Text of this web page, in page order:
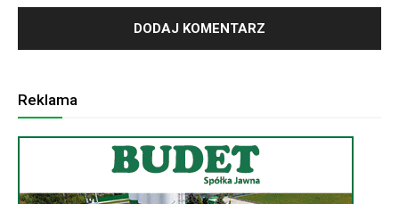
Reklama